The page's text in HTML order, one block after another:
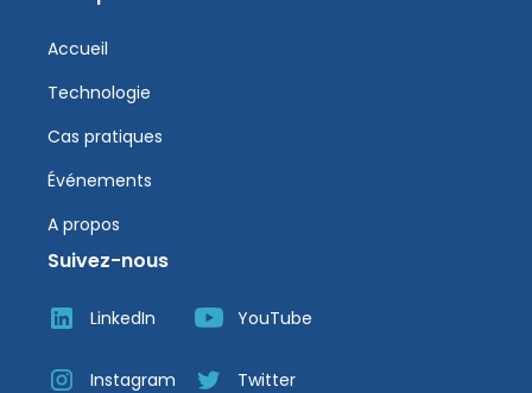
Accueil
Technologie
Cas pratiques
Événements
A propos
Suivez-nous
LinkedIn YouTube
Instagram Twitter